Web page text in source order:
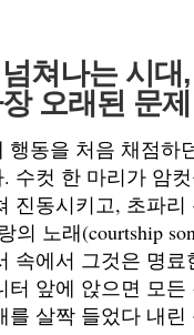
쳐나는 시대,
오래된 문제
행동을 처음 채점하
수컷 한 마리가 암
진동시키고, 초파리
의 노래(courtship
속에서 그것은 명료
터 앞에 앉으면 모든
를 살짝 들었다 내린